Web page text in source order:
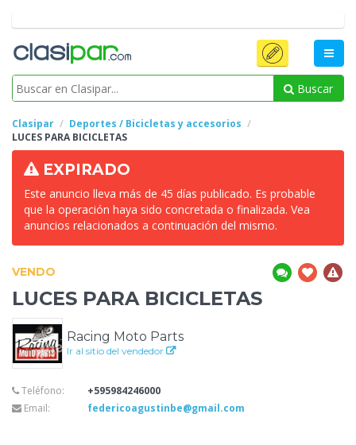
Buscar
Clasipar
Deportes / Bicicletas y accesorios
LUCES PARA BICICLETAS
EXPIRADO
Este anuncio lleva más de 45 días publicado. Es probable
que la operación haya sido concretada o finalizada. Vea
anuncios relacionados a continuación del mismo.
VENDO
LUCES PARA BICICLETAS
Racing Moto Parts
Ir al sitio del vendedor
Teléfono:
+595984246000
Email:
federicoagustinbe@gmail.com